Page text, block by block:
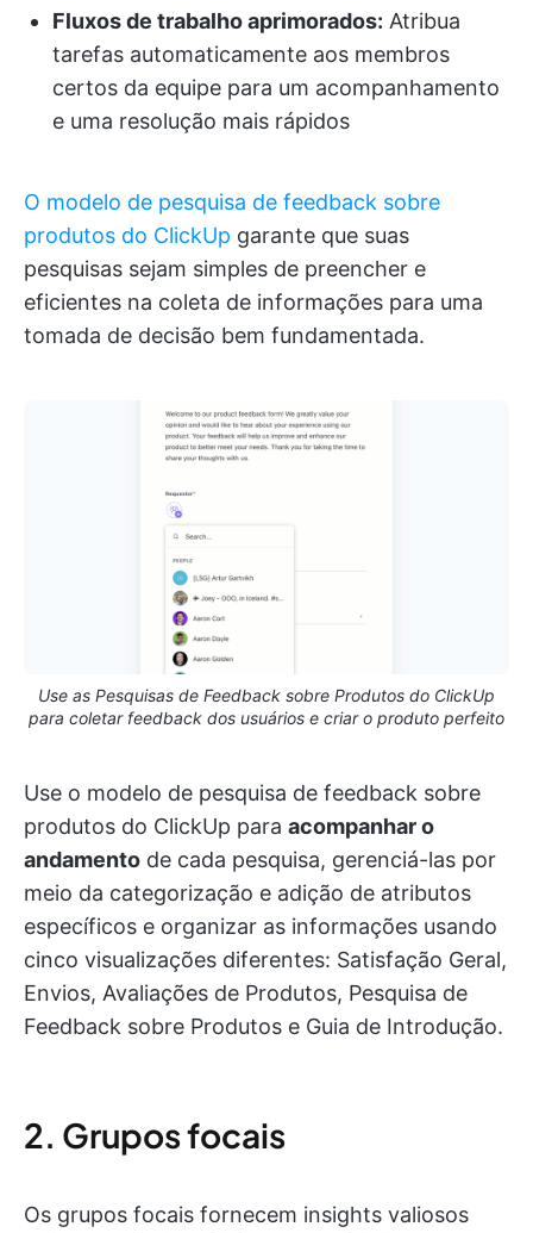
Fluxos de trabalho aprimorados: Atribua
tarefas automaticamente aos membros
certos da equipe para um acompanhamento
e uma resolução mais rápidos
O modelo de pesquisa de feedback sobre
produtos do ClickUp garante que suas
pesquisas sejam simples de preencher e
eficientes na coleta de informações para uma
tomada de decisão bem fundamentada.
Use as Pesquisas de Feedback sobre Produtos do ClickUp
para coletar feedback dos usuários e criar o produto perfeito
Use o modelo de pesquisa de feedback sobre
produtos do ClickUp para acompanhar o
andamento de cada pesquisa, gerenciá-las por
meio da categorização e adição de atributos
específicos e organizar as informações usando
cinco visualizações diferentes: Satisfação Geral,
Envios, Avaliações de Produtos, Pesquisa de
Feedback sobre Produtos e Guia de Introdução.
2. Grupos focais
Os grupos focais fornecem insights valiosos